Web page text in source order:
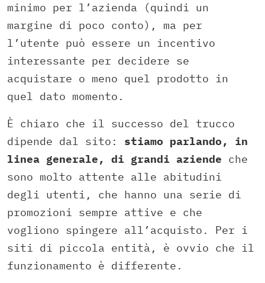
minimo per l’azienda (quindi un
margine di poco conto), ma per
l’utente può essere un incentivo
interessante per decidere se
acquistare o meno quel prodotto in
quel dato momento.
È chiaro che il successo del trucco
dipende dal sito:
stiamo parlando, in
linea generale, di grandi aziende che
sono molto attente alle abitudini
degli utenti, che hanno una serie di
promozioni sempre attive e che
vogliono spingere all’acquisto. Per i
siti di piccola entità, è ovvio che il
funzionamento è differente.